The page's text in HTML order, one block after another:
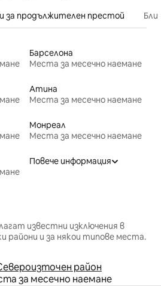
за продължителен престой
Барселона
Места за месечно наемане
Атина
Места за месечно наемане
Монреал
Места за месечно наемане
Повече информация
известни изключения в
райони и за някои типове места.
район
за месечно наемане